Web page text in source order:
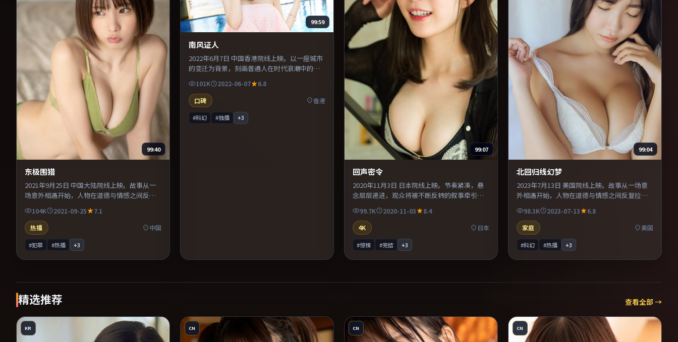
99:40
东极围猎
2021年9月25日 中国大陆院线上映。故事从一
场意外相遇开始，人物在道德与情感之间反复
拉扯。主演之间的化学反应自然可信，对手戏
张力贯穿全片。推荐给偏爱群像戏与命运母题
的影迷。
104K 2021-09-25
7.1
热播
中国
#犯罪 #热播 +3
99:59
南风证人
2022年6月7日 中国香港院线上映。以一座城市
的变迁为背景，刻画普通人在时代浪潮中的抉
择。主演之间的化学反应自然可信，对手戏张
力贯穿全片。整体完成度较高，适合周末一口
气看完。
101K 2022-06-07
6.8
口碑
香港
#科幻 #独播 +3
99:07
回声密令
2020年11月3日 日本院线上映。节奏紧凑，悬
念层层递进，观众将被不断反转的叙事牵引。
配乐与声场设计突出环境质感，使观众更易沉
浸其中。整体完成度较高，适合周末一口气看
完。
99.7K 2020-11-03
8.4
4K
日本
#惊悚 #完结 +3
99:04
北回归线幻梦
2023年7月13日 美国院线上映。故事从一场意
外相遇开始，人物在道德与情感之间反复拉
扯。美术与服化道还原年代氛围，为人物动机
提供可信支撑。整体完成度较高，适合周末一
口气看完。
98.3K 2023-07-13
6.8
家庭
美国
#科幻 #热播 +3
精选推荐 查看全部 →
KR CN CN CN